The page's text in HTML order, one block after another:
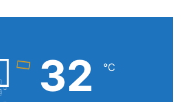
32 ℃